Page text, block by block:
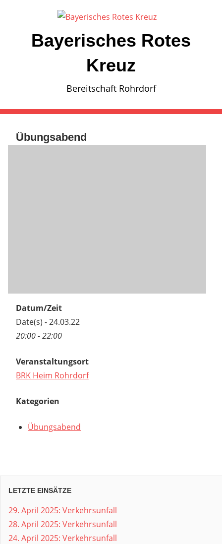
springenBayerisches Rotes
Kreuz
Bereitschaft Rohrdorf
Übungsabend
Datum/Zeit
Date(s) - 24.03.22
20:00 - 22:00
Veranstaltungsort
BRK Heim Rohrdorf
Kategorien
Übungsabend
LETZTE EINSÄTZE
29. April 2025: Verkehrsunfall
28. April 2025: Verkehrsunfall
24. April 2025: Verkehrsunfall